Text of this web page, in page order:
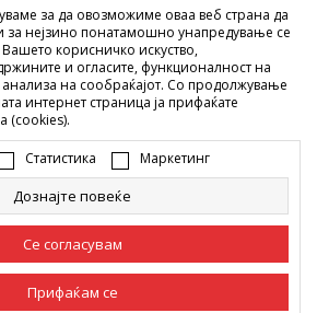
или користење на содржината од
Sport Vision, делумно или целосно a се
марки, комерцијални содржини, ниту
на трети лица, јавно да се објавуваат или да
цели, без писмена согласност од БДС.МК
ДООЕЛ.
што попрецизни во описот на производот,
цена, но не можеме да гарантираме дака
и без грешка. Сите прикажани
во секој момент. Достапноста на
проверите и на телефонскиот број 02 3055
222.
за да овозможиме оваа веб страна да
за нејзино понатамошно унапредување се
корисничко искуство,
и огласите, функционалност на
на сообраќајот. Со продолжување
интернет страница ја прифаќате
(cookies).
Статистика Маркетинг
Дознајте повеќе
Се согласувам
Прифаќам се